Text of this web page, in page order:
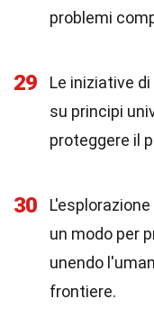
problemi
29
Le iniziative
su principi
proteggere il
30
un modo per
unendo
frontiere.